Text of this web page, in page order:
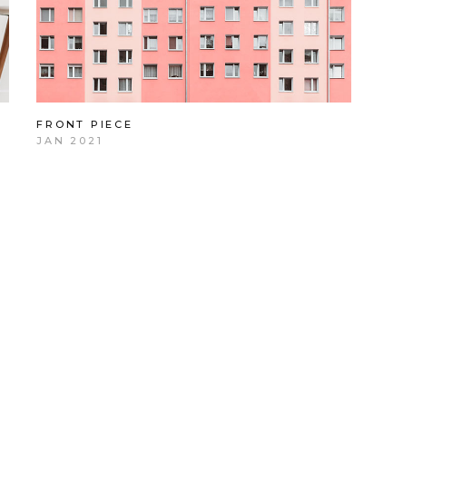
FRONT PIECE
JAN 2021